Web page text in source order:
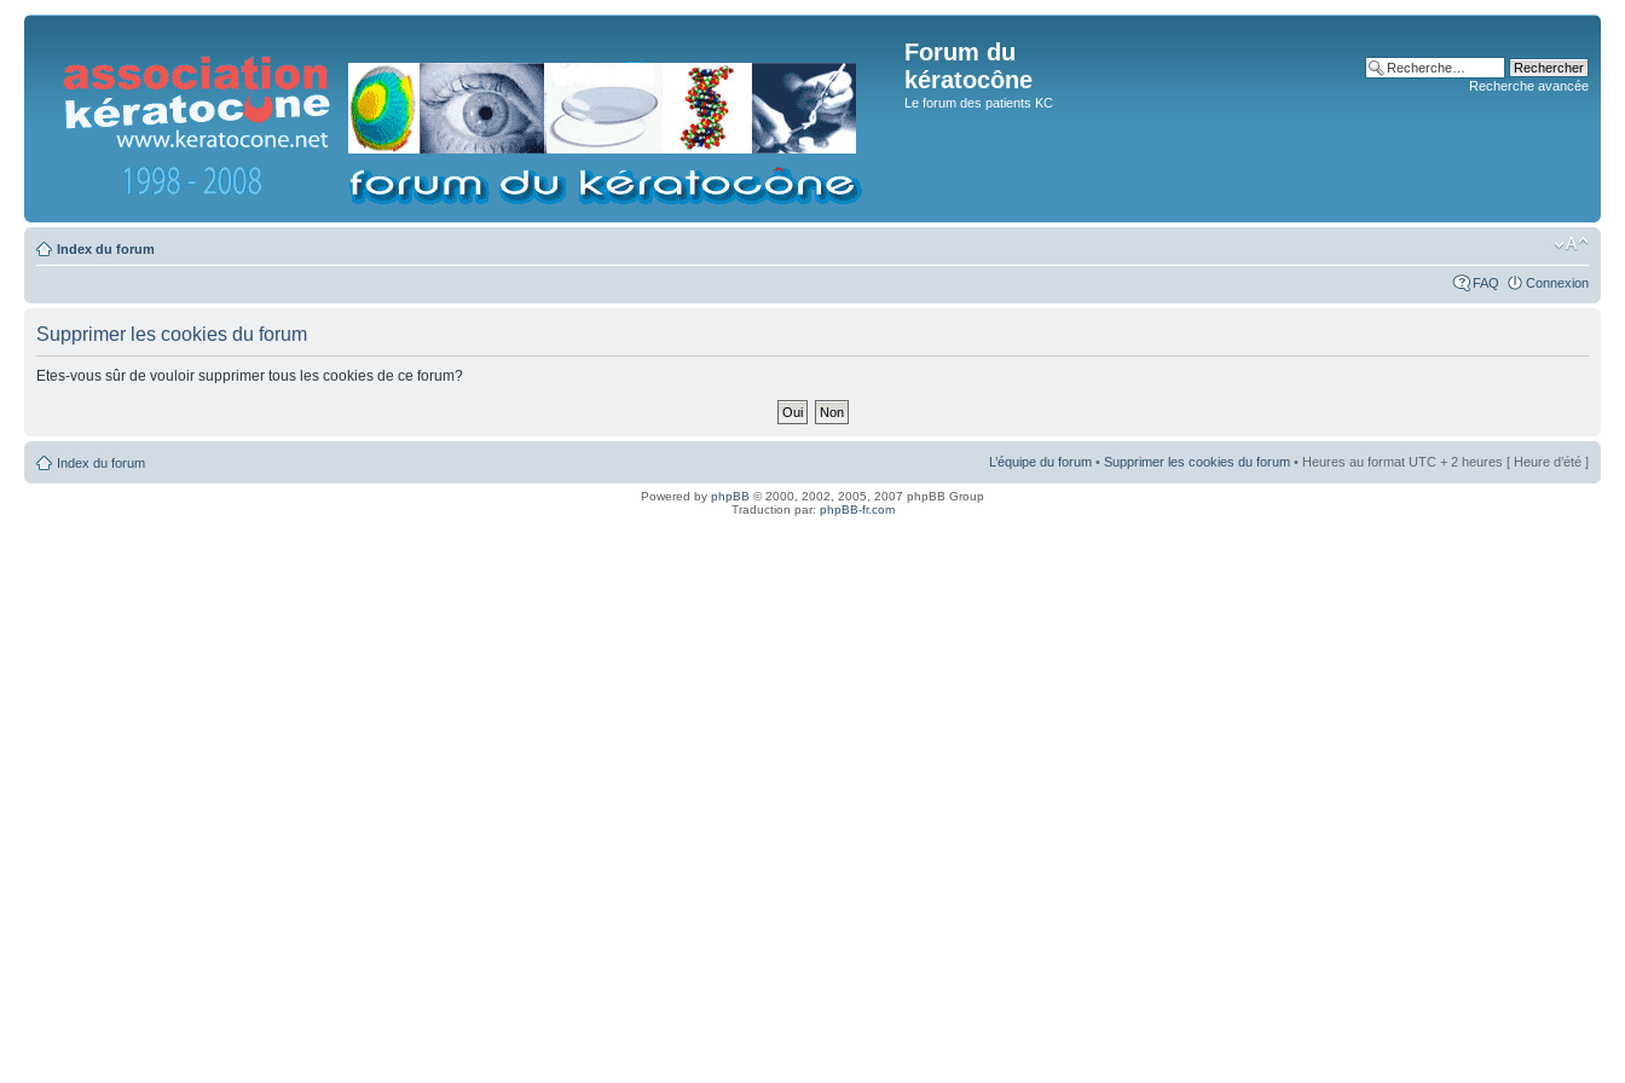
Forum du
kératocône
Le forum des patients KC
Recherche avancée
Index du forum
FAQ Connexion
Supprimer les cookies du forum
Etes-vous sûr de vouloir supprimer tous les cookies de ce forum?
Index du forum L’équipe du forum • Supprimer les cookies du forum • Heures au format UTC + 2 heures [ Heure d’été ]
Powered by phpBB © 2000, 2002, 2005, 2007 phpBB Group
Traduction par: phpBB-fr.com